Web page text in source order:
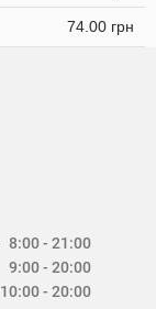
74.00 грн
8:00 - 21:00
9:00 - 20:00
10:00 - 20:00